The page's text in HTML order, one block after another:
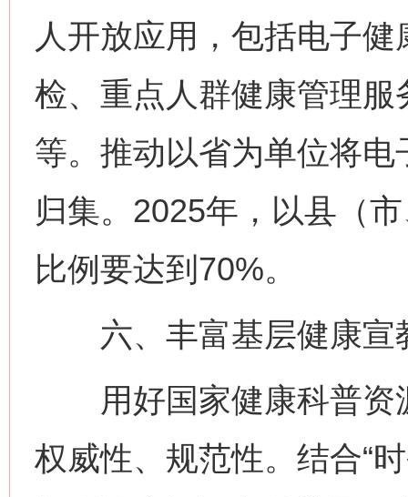
人开放应用，包括电子
检、重点人群健康管理
等。推动以省为单位将
归集。2025年，以县（
比例要达到70%。
六、丰富基层健康宣
用好国家健康科普资
权威性、规范性。结合“